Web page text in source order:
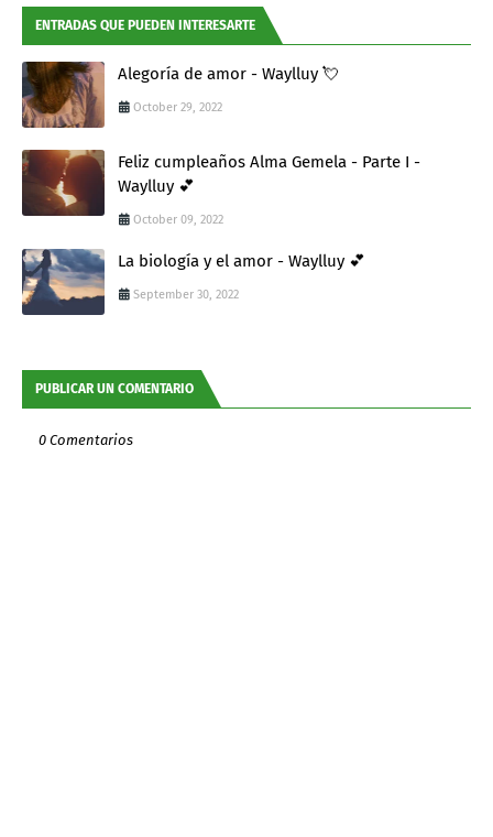
ENTRADAS QUE PUEDEN INTERESARTE
Alegoría de amor - Waylluy 💘
October 29, 2022
Feliz cumpleaños Alma Gemela - Parte I -
Waylluy 💕
October 09, 2022
La biología y el amor - Waylluy 💕
September 30, 2022
PUBLICAR UN COMENTARIO
0 Comentarios